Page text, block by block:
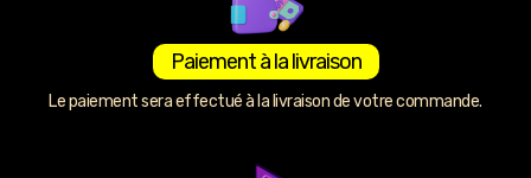
Paiement à la livraison
Le paiement sera effectué à la livraison de votre commande.